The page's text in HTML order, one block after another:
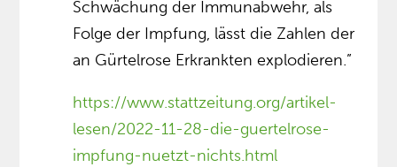
Schwächung der Immunabwehr, als
Folge der Impfung, lässt die Zahlen der
an Gürtelrose Erkrankten explodieren.”
https://www.stattzeitung.org/artikel-
lesen/2022-11-28-die-guertelrose-
impfung-nuetzt-nichts.html